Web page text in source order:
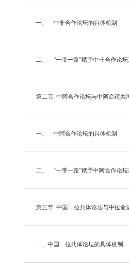
一、 中非合作论坛的具体机制
二、 “一带一路”赋予中非合作论
第二节 中阿合作论坛与中阿命运共
一、 中阿合作论坛的具体机制
二、 “一带一路”赋予中阿合作论
第三节 中国—拉共体论坛与中拉命
一、 中国—拉共体论坛的具体机制